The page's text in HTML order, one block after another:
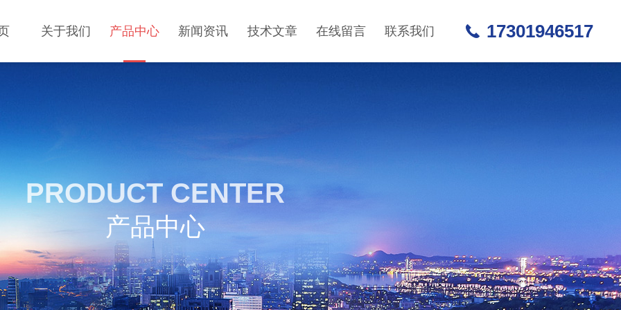
关于我们 产品中心 新闻资讯 技术文章 在线留言 联系我们 17301946517
PRODUCT CENTER
产品中心